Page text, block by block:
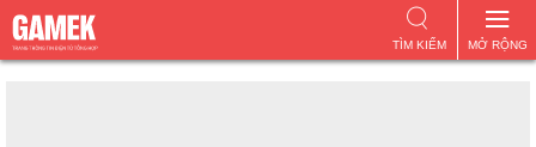
MỞ RỘNG
TÌM KIẾM